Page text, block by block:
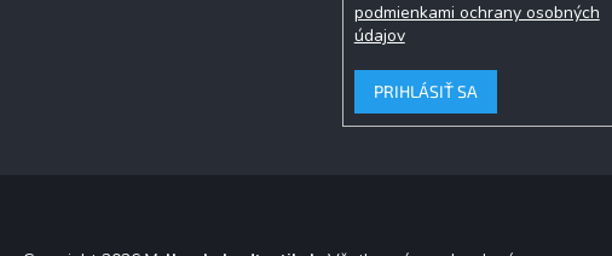
podmienkami ochrany osobných
údajov
PRIHLÁSIŤ SA